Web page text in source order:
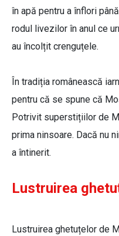
în apă pentru a înflori
rodul livezilor în anul ce
au încolțit crenguțele.
În tradiția românească
pentru că se spune că
Potrivit superstițiilor de
prima ninsoare. Dacă nu
a întinerit.
Lustruirea
Lustruirea ghetuțelor de